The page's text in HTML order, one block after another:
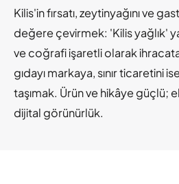
Kilis'in fırsatı, zeytinyağını ve
değere çevirmek: 'Kilis yağlık'
ve coğrafi işaretli olarak
gıdayı markaya, sınır ticaretini
taşımak. Ürün ve hikâye güçlü;
dijital görünürlük.